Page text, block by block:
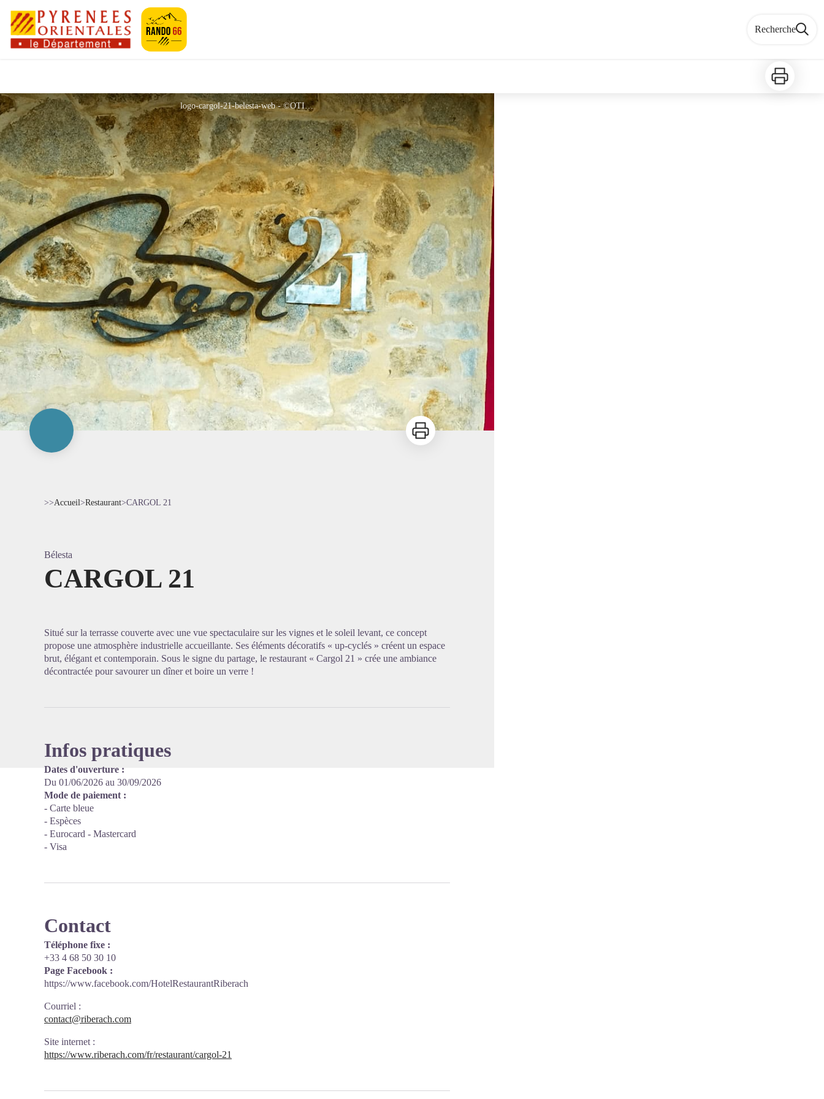
Recherche
Imprimer
logo-cargol-21-belesta-web - ©OTIRC
Imprimer
>>Accueil>Restaurant>CARGOL 21
Bélesta
CARGOL 21
Situé sur la terrasse couverte avec une vue spectaculaire sur les vignes et le soleil levant, ce concept
propose une atmosphère industrielle accueillante. Ses éléments décoratifs « up-cyclés » créent un espace
brut, élégant et contemporain. Sous le signe du partage, le restaurant « Cargol 21 » crée une ambiance
décontractée pour savourer un dîner et boire un verre !
Infos pratiques
Dates d'ouverture :
Du 01/06/2026 au 30/09/2026
Mode de paiement :
- Carte bleue
- Espèces
- Eurocard - Mastercard
- Visa
Contact
Téléphone fixe :
+33 4 68 50 30 10
Page Facebook :
https://www.facebook.com/HotelRestaurantRiberach
Courriel :
contact@riberach.com
Site internet :
https://www.riberach.com/fr/restaurant/cargol-21